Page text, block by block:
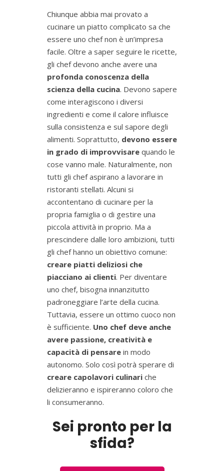
Chiunque abbia mai provato a
cucinare un piatto complicato sa che
essere uno chef non è un’impresa
facile. Oltre a saper seguire le ricette,
gli chef devono anche avere una
profonda conoscenza della
scienza della cucina. Devono sapere
come interagiscono i diversi
ingredienti e come il calore influisce
sulla consistenza e sul sapore degli
alimenti. Soprattutto, devono essere
in grado di improvvisare quando le
cose vanno male. Naturalmente, non
tutti gli chef aspirano a lavorare in
ristoranti stellati. Alcuni si
accontentano di cucinare per la
propria famiglia o di gestire una
piccola attività in proprio. Ma a
prescindere dalle loro ambizioni, tutti
gli chef hanno un obiettivo comune:
creare piatti deliziosi che
piacciano ai clienti. Per diventare
uno chef, bisogna innanzitutto
padroneggiare l’arte della cucina.
Tuttavia, essere un ottimo cuoco non
è sufficiente. Uno chef deve anche
avere passione, creatività e
capacità di pensare in modo
autonomo. Solo così potrà sperare di
creare capolavori culinari che
delizieranno e ispireranno coloro che
li consumeranno.
Sei pronto per la
sfida?